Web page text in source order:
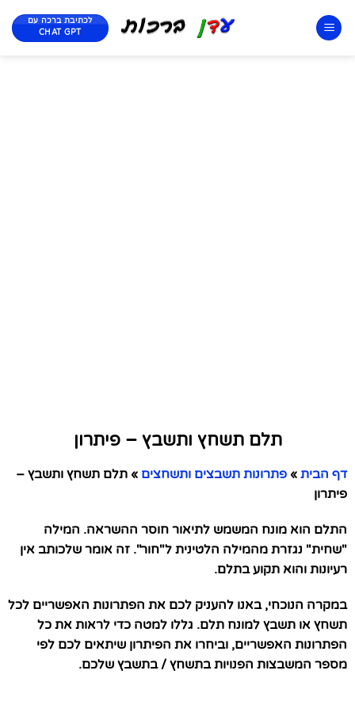
לכתיבת ברכה עם
CHAT GPT
תלם תשחץ ותשבץ – פיתרון
דף הבית » פתרונות תשבצים ותשחצים » תלם תשחץ ותשבץ –
פיתרון
התלם הוא מונח המשמש לתיאור חוסר ההשראה. המילה
"שחית" נגזרת מהמילה הלטינית ל"חור". זה אומר שלכותב אין
רעיונות והוא תקוע בתלם.
במקרה הנוכחי, באנו להעניק לכם את הפתרונות האפשריים לכל
תשחץ או תשבץ למונח תלם. גללו למטה כדי לראות את כל
הפתרונות האפשריים, וביחרו את הפיתרון שיתאים לכם לפי
מספר המשבצות הפנויות בתשחץ / בתשבץ שלכם.